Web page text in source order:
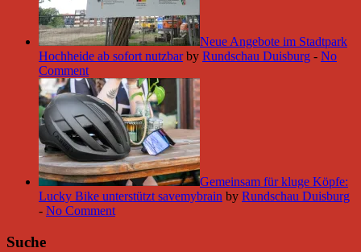
Neue Angebote im Stadtpark
Hochheide ab sofort nutzbar by Rundschau Duisburg - No
Comment
Gemeinsam für kluge Köpfe:
Lucky Bike unterstützt savemybrain by Rundschau Duisburg
- No Comment
Suche